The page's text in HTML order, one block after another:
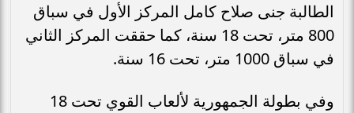
الطالبة جنى صلاح كامل المركز الأول في سباق
800 متر، تحت 18 سنة، كما حققت المركز الثاني
في سباق 1000 متر، تحت 16 سنة.
وفي بطولة الجمهورية لألعاب القوي تحت 18